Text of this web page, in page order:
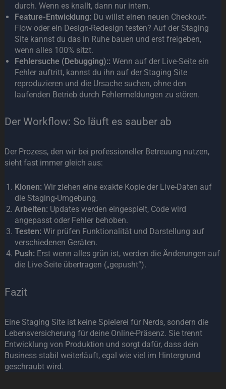
durch. Wenn es knallt, dann nur intern.
Feature-Entwicklung: Du willst einen neuen Checkout-
Flow oder ein Design-Redesign testen? Auf der Staging
Site kannst du das in Ruhe bauen und erst freigeben,
wenn alles 100% sitzt.
Fehlersuche (Debugging):: Wenn auf der Live-Seite ein
Fehler auftritt, kannst du ihn auf der Staging Site
reproduzieren und die Ursache suchen, ohne den
laufenden Betrieb durch Fehlermeldungen zu stören.
Der Workflow: So läuft es sauber ab
Der Prozess, den wir bei professioneller Betreuung nutzen,
sieht fast immer gleich aus:
Klonen: Wir ziehen eine exakte Kopie der Live-Daten auf
die Staging-Umgebung.
Arbeiten: Updates werden eingespielt, Code wird
angepasst oder Fehler behoben.
Testen: Wir prüfen Funktionalität und Darstellung auf
verschiedenen Geräten.
Push: Erst wenn alles grün ist, werden die Änderungen auf
die Live-Seite übertragen („gepusht“).
Fazit
Eine Staging Site ist keine Spielerei für Nerds, sondern die
Lebensversicherung für deine Online-Präsenz. Sie trennt
Entwicklung von Produktion und sorgt dafür, dass dein
Business stabil weiterläuft, egal wie viel im Hintergrund
geschraubt wird.